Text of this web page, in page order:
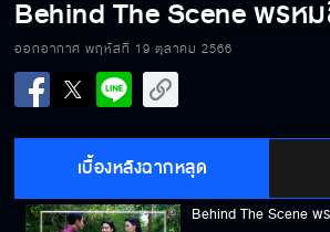
Behind The Scene พรห
ออกอากาศ พฤหัสที่ 19 ตุลาคม 2566
เบื้องหลังฉากหลุด
Behind The Scene พ
Behind The Scene พ